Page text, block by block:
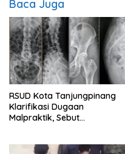
Baca Juga
RSUD Kota Tanjungpinang
Klarifikasi Dugaan
Malpraktik, Sebut